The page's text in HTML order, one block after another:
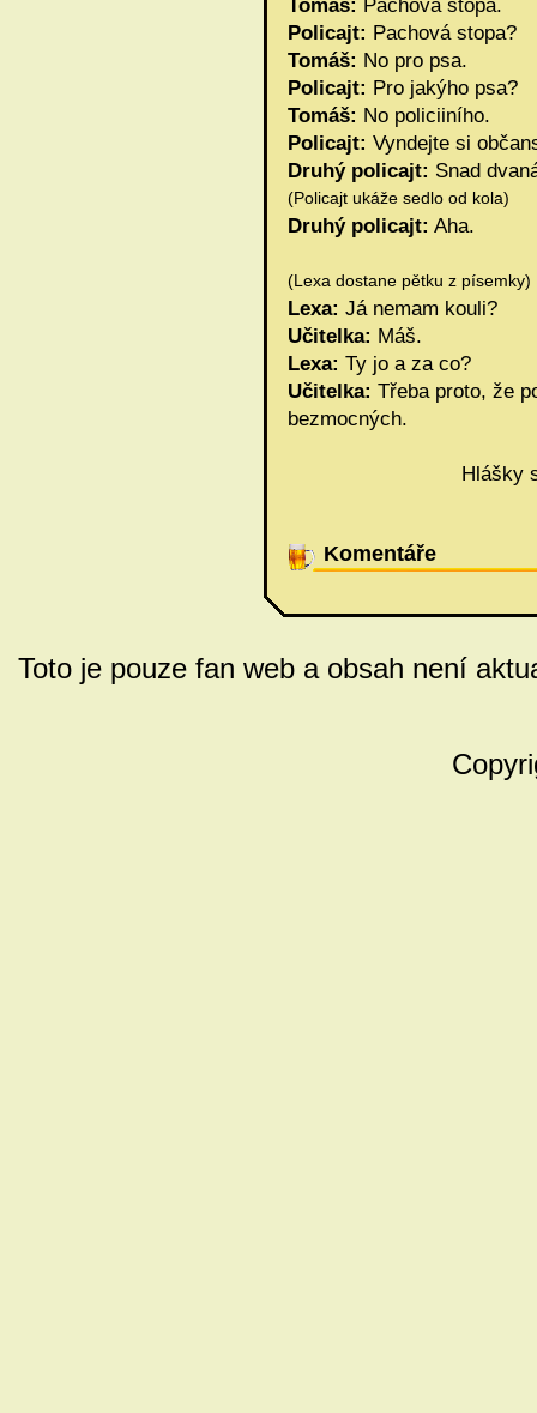
Tomáš: Pachová stopa.
Policajt: Pachová stopa?
Tomáš: No pro psa.
Policajt: Pro jakýho psa?
Tomáš: No policiiního.
Policajt: Vyndejte si
Druhý policajt: Snad
(Policajt ukáže sedlo od kola)
Druhý policajt: Aha.
(Lexa dostane pětku z písemky)
Lexa: Já nemam kouli?
Učitelka: Máš.
Lexa: Ty jo a za co?
Učitelka: Třeba proto, že
bezmocných.
Hlášky
Komentáře
Toto je pouze fan web a obsah není